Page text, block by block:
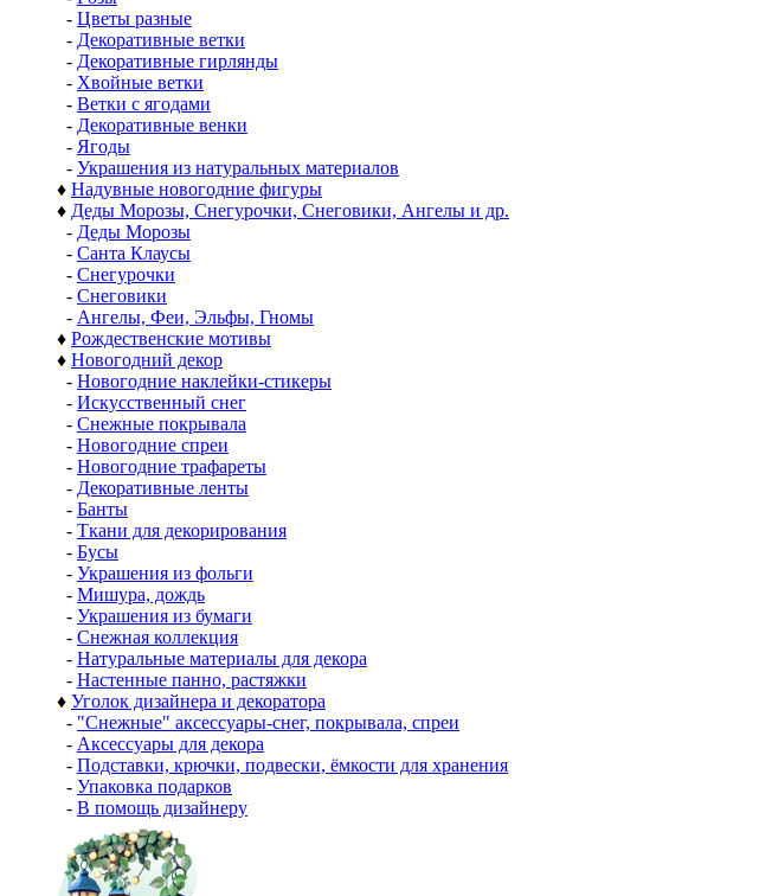
- Цветы разные
- Декоративные ветки
- Декоративные гирлянды
- Хвойные ветки
- Ветки с ягодами
- Декоративные венки
- Ягоды
- Украшения из натуральных материалов
♦ Надувные новогодние фигуры
♦ Деды Морозы, Снегурочки, Снеговики, Ангелы и др.
- Деды Морозы
- Санта Клаусы
- Снегурочки
- Снеговики
- Ангелы, Феи, Эльфы, Гномы
♦ Рождественские мотивы
♦ Новогодний декор
- Новогодние наклейки-стикеры
- Искусственный снег
- Снежные покрывала
- Новогодние спреи
- Новогодние трафареты
- Декоративные ленты
- Банты
- Ткани для декорирования
- Бусы
- Украшения из фольги
- Мишура, дождь
- Украшения из бумаги
- Снежная коллекция
- Натуральные материалы для декора
- Настенные панно, растяжки
♦ Уголок дизайнера и декоратора
- "Снежные" аксессуары-снег, покрывала, спреи
- Аксессуары для декора
- Подставки, крючки, подвески, ёмкости для хранения
- Упаковка подарков
- В помощь дизайнеру